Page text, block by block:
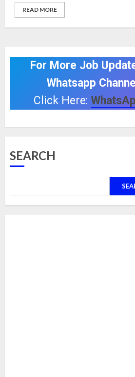
READ MORE
For More Job
Whatsapp
Click Here:
SEARCH